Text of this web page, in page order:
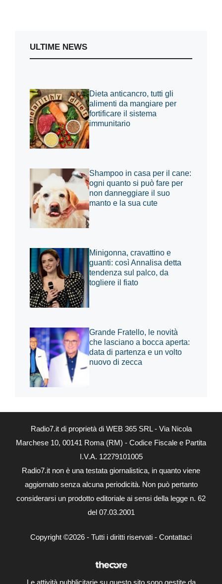
ULTIME NEWS
Dieta anticancro, tutti gli
alimenti da mangiare per
fortificare il sistema
immunitario
Shampoo in casa per il cane:
ogni quanto si può fare per
non danneggiare il suo
manto e la sua cute
Minigonna, cravattino e
guanti: così Annalisa detta
tendenza sul palco, da
togliere il fiato
Grande Fratello, le novità
che lasciano a bocca aperta:
data di partenza e un volto
nuovo di zecca
Radio7.it di proprietà di WEB 365 SRL - Via Nicola
Marchese 10, 00141 Roma (RM) - Codice Fiscale e Partita
I.V.A. 12279101005
Radio7.it non è una testata giornalistica, in quanto viene
aggiornato senza alcuna periodicità. Non può pertanto
considerarsi un prodotto editoriale ai sensi della legge n. 62
del 07.03.2001
Copyright ©2026 - Tutti i diritti riservati - Contattaci